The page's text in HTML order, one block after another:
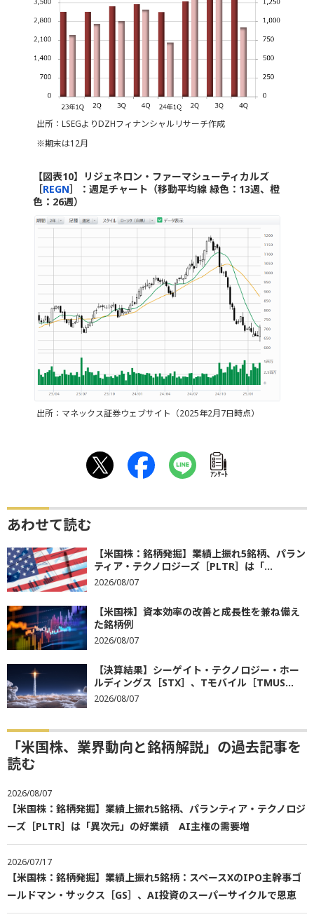
出所：LSEGよりDZHフィナンシャルリサーチ作成
※期末は12月
【図表10】リジェネロン・ファーマシューティカルズ
［REGN］：週足チャート（移動平均線 緑色：13週、橙
色：26週）
出所：マネックス証券ウェブサイト（2025年2月7日時点）
ｱﾝｹｰﾄ
あわせて読む
【米国株：銘柄発掘】業績上振れ5銘柄、パラン
ティア・テクノロジーズ［PLTR］は「...
2026/08/07
【米国株】資本効率の改善と成長性を兼ね備え
た銘柄例
2026/08/07
【決算結果】シーゲイト・テクノロジー・ホー
ルディングス［STX］、Tモバイル［TMUS...
2026/08/07
「米国株、業界動向と銘柄解説」の過去記事を
読む
2026/08/07
【米国株：銘柄発掘】業績上振れ5銘柄、パランティア・テクノロジ
ーズ［PLTR］は「異次元」の好業績 AI主権の需要増
2026/07/17
【米国株：銘柄発掘】業績上振れ5銘柄：スペースXのIPO主幹事ゴ
ールドマン・サックス［GS］、AI投資のスーパーサイクルで恩恵